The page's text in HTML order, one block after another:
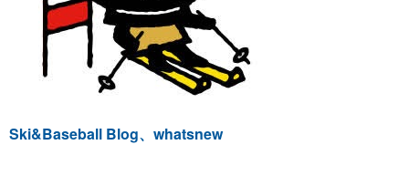
Ski&Baseball Blog、whatsnew